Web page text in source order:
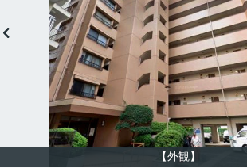
【外観】